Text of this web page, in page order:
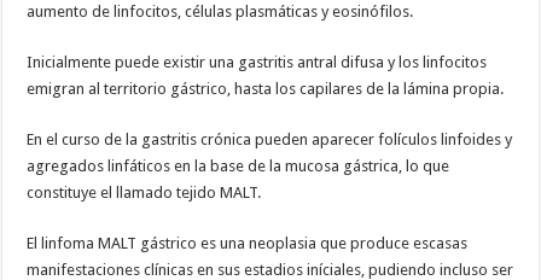
aumento de linfocitos, células plasmáticas y eosinófilos.
Inicialmente puede existir una gastritis antral difusa y los linfocitos
emigran al territorio gástrico, hasta los capilares de la lámina propia.
En el curso de la gastritis crónica pueden aparecer folículos linfoides y
agregados linfáticos en la base de la mucosa gástrica, lo que
constituye el llamado tejido MALT.
El linfoma MALT gástrico es una neoplasia que produce escasas
manifestaciones clínicas en sus estadios iníciales, pudiendo incluso ser